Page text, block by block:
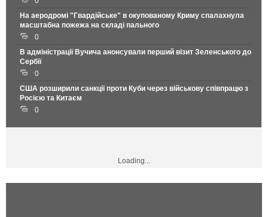
На аеродромі "Гвардійське" в окупованому Криму спалахнула
масштабна пожежа на складі пального
0
В адміністрації Вучича анонсували перший візит Зеленського до
Сербії
0
США розширили санкції проти Куби через військову співпрацю з
Росією та Китаєм
0
Loading...